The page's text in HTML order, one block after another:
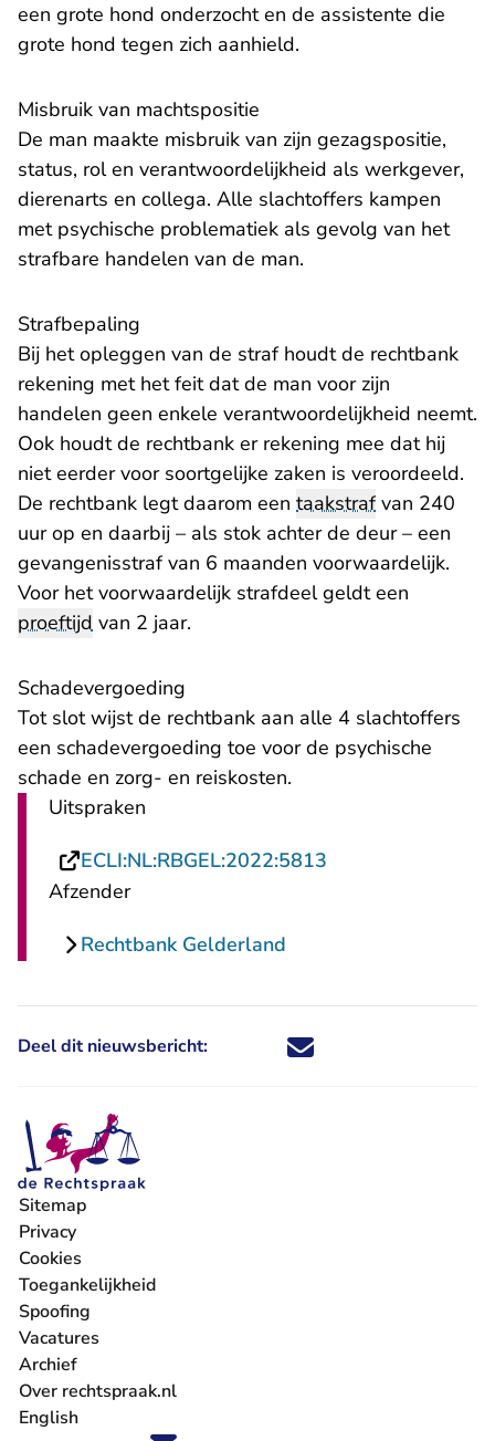
een grote hond onderzocht en de assistente die
grote hond tegen zich aanhield.
Misbruik van machtspositie
De man maakte misbruik van zijn gezagspositie,
status, rol en verantwoordelijkheid als werkgever,
dierenarts en collega. Alle slachtoffers kampen
met psychische problematiek als gevolg van het
strafbare handelen van de man.
Strafbepaling
Bij het opleggen van de straf houdt de rechtbank
rekening met het feit dat de man voor zijn
handelen geen enkele verantwoordelijkheid neemt.
Ook houdt de rechtbank er rekening mee dat hij
niet eerder voor soortgelijke zaken is veroordeeld.
De rechtbank legt daarom een taakstrafvan 240
uur op en daarbij – als stok achter de deur – een
gevangenisstraf van 6 maanden voorwaardelijk.
Voor het voorwaardelijk strafdeel geldt een
proeftijd van 2 jaar.
Schadevergoeding
Tot slot wijst de rechtbank aan alle 4 slachtoffers
een schadevergoeding toe voor de psychische
schade en zorg- en reiskosten.
Uitspraken
ECLI:NL:RBGEL:2022:5813
Afzender
Rechtbank Gelderland
Deel dit nieuwsbericht: Deel dit nieuwsbericht via X -
Deel dit nieuwsbericht via
Deel dit nieuwsbericht
Deel dit
Sitemap
Privacy
Cookies
Toegankelijkheid
Spoofing
Vacatures
- U verlaat Rechtspraak.nl
Archief
Over rechtspraak.nl
English